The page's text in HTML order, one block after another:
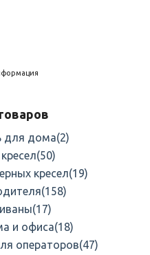
для дома(2)
(50)
кресел(19)
(158)
(17)
и офиса(18)
операторов(47)